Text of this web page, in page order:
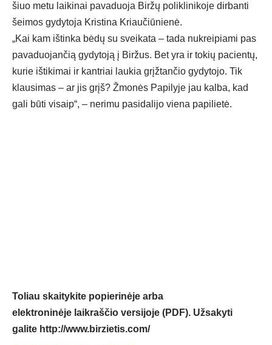
šiuo metu laikinai pavaduoja Biržų poliklinikoje dirbanti
šeimos gydytoja Kristina Kriaučiūnienė.
„Kai kam ištinka bėdų su sveikata – tada nukreipiami pas
pavaduojančią gydytoją į Biržus. Bet yra ir tokių pacientų,
kurie ištikimai ir kantriai laukia grįžtančio gydytojo. Tik
klausimas – ar jis grįš? Žmonės Papilyje jau kalba, kad
gali būti visaip“, – nerimu pasidalijo viena papilietė.
Toliau skaitykite popierinėje arba
elektroninėje laikraščio versijoje (PDF). Užsakyti
galite http://www.birzietis.com/